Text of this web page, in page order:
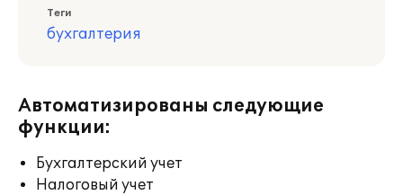
Теги
бухгалтерия
Автоматизированы следующие
функции:
Бухгалтерский учет
Налоговый учет